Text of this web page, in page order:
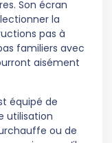
Son écran
la
pas à
familiers avec
aisément
équipé de
utilisation
ou de